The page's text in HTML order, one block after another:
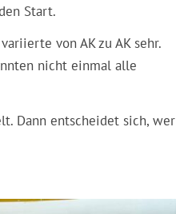
Start.
von AK zu AK sehr.
nicht einmal alle
Dann entscheidet sich, wer